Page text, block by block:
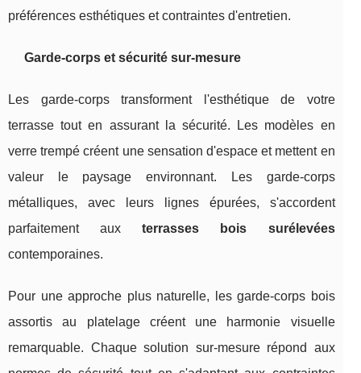
préférences esthétiques et contraintes d'entretien.
Garde-corps et sécurité sur-mesure
Les garde-corps transforment l'esthétique de votre
terrasse tout en assurant la sécurité. Les modèles en
verre trempé créent une sensation d'espace et mettent en
valeur le paysage environnant. Les garde-corps
métalliques, avec leurs lignes épurées, s'accordent
parfaitement auxterrasses bois surélevées
contemporaines.
Pour une approche plus naturelle, les garde-corps bois
assortis au platelage créent une harmonie visuelle
remarquable. Chaque solution sur-mesure répond aux